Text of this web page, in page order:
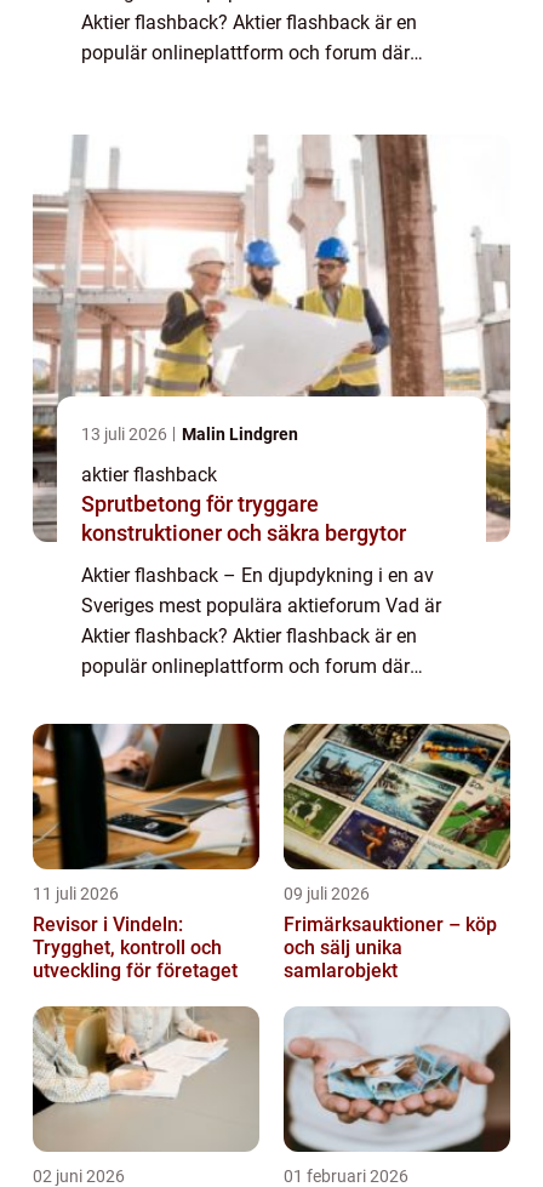
Aktier flashback? Aktier flashback är en
populär onlineplattform och forum där
13 juli 2026 Malin Lindgren
aktier flashback
Sprutbetong för tryggare
konstruktioner och säkra bergytor
Aktier flashback – En djupdykning i en av
Sveriges mest populära aktieforum Vad är
Aktier flashback? Aktier flashback är en
populär onlineplattform och forum där
åsikter, erfarenheter och kunskaper om ...
11 juli 2026
Revisor i Vindeln:
Trygghet, kontroll och
utveckling för företaget
09 juli 2026
Frimärksauktioner – köp
och sälj unika
samlarobjekt
02 juni 2026 01 februari 2026